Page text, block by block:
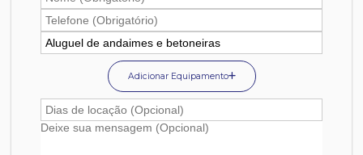
Adicionar Equipamento